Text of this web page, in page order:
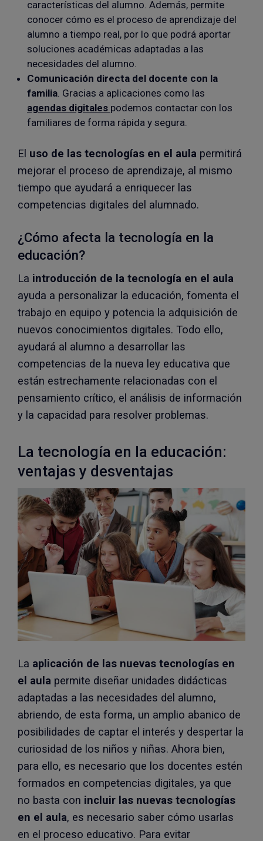
características del alumno. Además, permite
conocer cómo es el proceso de aprendizaje del
alumno a tiempo real, por lo que podrá aportar
soluciones académicas adaptadas a las
necesidades del alumno.
Comunicación directa del docente con la
familia . Gracias a aplicaciones como las
agendas digitales podemos contactar con los
familiares de forma rápida y segura.
El uso de las tecnologías en el aula permitirá
mejorar el proceso de aprendizaje, al mismo
tiempo que ayudará a enriquecer las
competencias digitales del alumnado.
¿Cómo afecta la tecnología en la
educación?
La introducción de la tecnología en el aula
ayuda a personalizar la educación, fomenta el
trabajo en equipo y potencia la adquisición de
nuevos conocimientos digitales. Todo ello,
ayudará al alumno a desarrollar las
competencias de la nueva ley educativa que
están estrechamente relacionadas con el
pensamiento crítico, el análisis de información
y la capacidad para resolver problemas.
La tecnología en la educación:
ventajas y desventajas
La aplicación de las nuevas tecnologías en
el aula permite diseñar unidades didácticas
adaptadas a las necesidades del alumno,
abriendo, de esta forma, un amplio abanico de
posibilidades de captar el interés y despertar la
curiosidad de los niños y niñas. Ahora bien,
para ello, es necesario que los docentes estén
formados en competencias digitales, ya que
no basta con incluir las nuevas tecnologías
en el aula, es necesario saber cómo usarlas
en el proceso educativo. Para evitar